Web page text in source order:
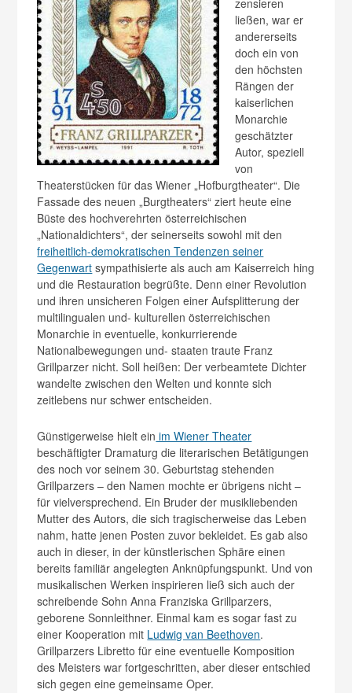
zensieren
ließen, war er
andererseits
doch ein von
den höchsten
Rängen der
kaiserlichen
Monarchie
geschätzter
Autor, speziell
von
Theaterstücken für das Wiener „Hofburgtheater“. Die
Fassade des neuen „Burgtheaters“ ziert heute eine
Büste des hochverehrten österreichischen
„Nationaldichters“, der seinerseits sowohl mit den
freiheitlich-demokratischen Tendenzen seiner
Gegenwart sympathisierte als auch am Kaiserreich hing
und die Restauration begrüßte. Denn einer Revolution
und ihren unsicheren Folgen einer Aufsplitterung der
multilingualen und- kulturellen österreichischen
Monarchie in eventuelle, konkurrierende
Nationalbewegungen und- staaten traute Franz
Grillparzer nicht. Soll heißen: Der verbeamtete Dichter
wandelte zwischen den Welten und konnte sich
zeitlebens nur schwer entscheiden.
Günstigerweise hielt ein im Wiener Theater
beschäftigter Dramaturg die literarischen Betätigungen
des noch vor seinem 30. Geburtstag stehenden
Grillparzers – den Namen mochte er übrigens nicht –
für vielversprechend. Ein Bruder der musikliebenden
Mutter des Autors, die sich tragischerweise das Leben
nahm, hatte jenen Posten zuvor bekleidet. Es gab also
auch in dieser, in der künstlerischen Sphäre einen
bereits familiär angelegten Anknüpfungspunkt. Und von
musikalischen Werken inspirieren ließ sich auch der
schreibende Sohn Anna Franziska Grillparzers,
geborene Sonnleithner. Einmal kam es sogar fast zu
einer Kooperation mit Ludwig van Beethoven.
Grillparzers Libretto für eine eventuelle Komposition
des Meisters war fortgeschritten, aber dieser entschied
sich gegen eine gemeinsame Oper.